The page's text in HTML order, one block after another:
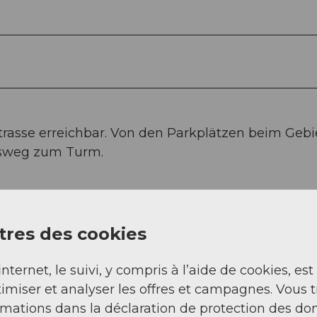
erreichbar. Von den Parkplätzen beim
zum Turm.
zur Verfügung. Von dort ist der
est accessible à pied en 1 ¼ heure environ. Ou
des cookies
le suivi, y compris à l’aide de cookies,
et analyser les offres et campagnes. Vous
dans la déclaration de protection des